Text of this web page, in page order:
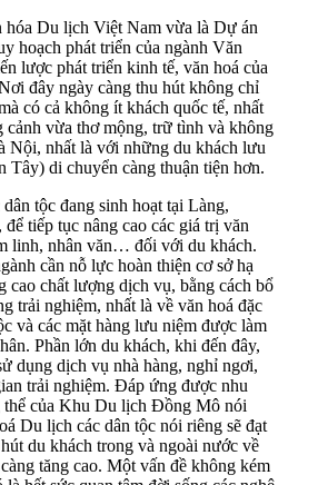
hóa Du lịch Việt Nam vừa là Dự án
hoạch phát triển của ngành Văn
lược phát triển kinh tế, văn hoá của
đây ngày càng thu hút không chỉ
có cả không ít khách quốc tế, nhất
cảnh vừa thơ mộng, trữ tình và không
Nội, nhất là với những du khách lưu
di chuyển càng thuận tiện hơn.
tộc đang sinh hoạt tại Làng,
tiếp tục nâng cao các giá trị văn
linh, nhân văn… đối với du khách.
cần nỗ lực hoàn thiện cơ sở hạ
cao chất lượng dịch vụ, bằng cách bổ
trải nghiệm, nhất là về văn hoá đặc
và các mặt hàng lưu niệm được làm
Phần lớn du khách, khi đến đây,
dụng dịch vụ nhà hàng, nghỉ ngơi,
trải nghiệm. Đáp ứng được nhu
thể của Khu Du lịch Đồng Mô nói
Du lịch các dân tộc nói riêng sẽ đạt
du khách trong và ngoài nước về
tăng cao. Một vấn đề không kém